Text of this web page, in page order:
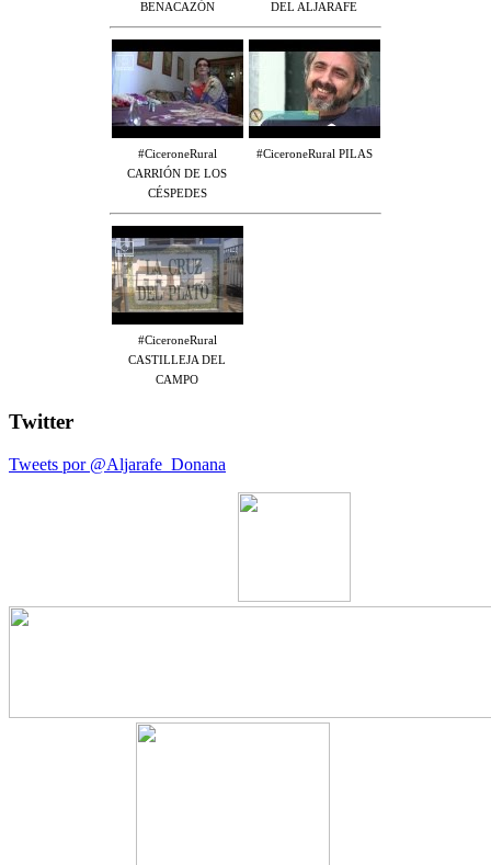
BENACAZÓN
DEL ALJARAFE
#CiceroneRural
CARRIÓN DE LOS
CÉSPEDES
#CiceroneRural PILAS
#CiceroneRural
CASTILLEJA DEL
CAMPO
Twitter
Tweets por @Aljarafe_Donana